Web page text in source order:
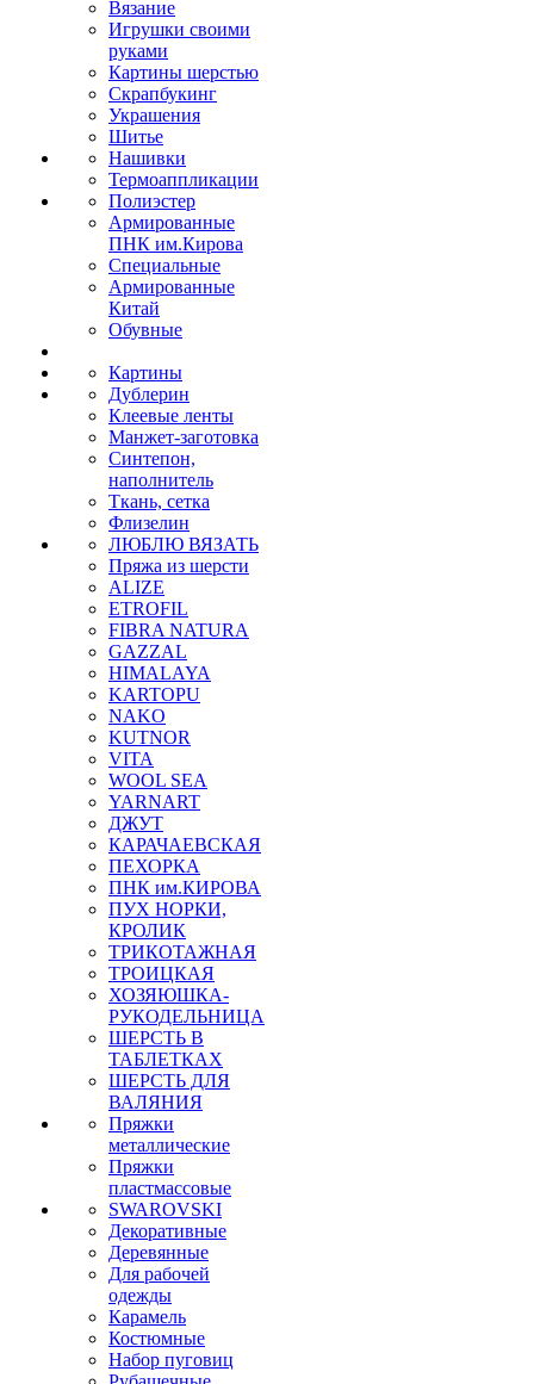
Вязание
Игрушки своими
руками
Картины шерстью
Скрапбукинг
Украшения
Шитье
Нашивки
Термоаппликации
Полиэстер
Армированные
ПНК им.Кирова
Специальные
Армированные
Китай
Обувные
Картины
Дублерин
Клеевые ленты
Манжет-заготовка
Синтепон,
наполнитель
Ткань, сетка
Флизелин
ЛЮБЛЮ ВЯЗАТЬ
Пряжа из шерсти
ALIZE
ETROFIL
FIBRA NATURA
GAZZAL
HIMALAYA
KARTOPU
NAKO
KUTNOR
VITA
WOOL SEA
YARNART
ДЖУТ
КАРАЧАЕВСКАЯ
ПЕХОРКА
ПНК им.КИРОВА
ПУХ НОРКИ,
КРОЛИК
ТРИКОТАЖНАЯ
ТРОИЦКАЯ
ХОЗЯЮШКА-
РУКОДЕЛЬНИЦА
ШЕРСТЬ В
ТАБЛЕТКАХ
ШЕРСТЬ ДЛЯ
ВАЛЯНИЯ
Пряжки
металлические
Пряжки
пластмассовые
SWAROVSKI
Декоративные
Деревянные
Для рабочей
одежды
Карамель
Костюмные
Набор пуговиц